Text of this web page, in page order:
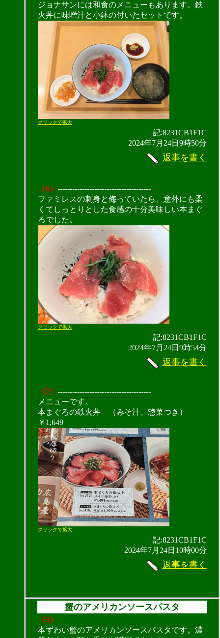
ジョナサンには和食のメニューもあります。鉄
火丼に味噌汁と小鉢の付いたセットです。
クリックで拡大
記:8231CB1F1C
2024年7月24日9時50分
返事を書く
（6） --------------------------------------
ファミレスの刺身と侮っていたら、意外にも柔
くてしっとりとした食感の十分美味しい本まぐ
ろでした。
クリックで拡大
記:8231CB1F1C
2024年7月24日9時54分
返事を書く
（7） --------------------------------------
メニューです。
本まぐろの鉄火丼 （みそ汁、惣菜つき）
￥1,649
クリックで拡大
記:8231CB1F1C
2024年7月24日10時00分
返事を書く
蟹のアメリカンソースパスタ
（3）
本ずわい蟹のアメリカンソースパスタです。濃